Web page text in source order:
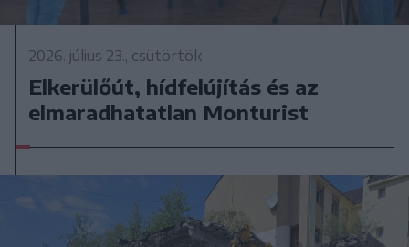
2026. július 23., csütörtök
Elkerülőút, hídfelújítás és az
elmaradhatatlan Monturist